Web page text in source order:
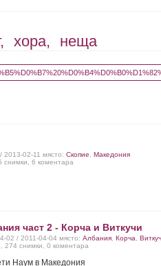
хора, неща
2013-02-11 място: Скопие
Македония
снимки, 6 коментара
част 2 - Корча и Виткучи
02 / 2011-04-04 място: Албания, Корча
, 274 снимки, 0 коментара
Наум в Македония